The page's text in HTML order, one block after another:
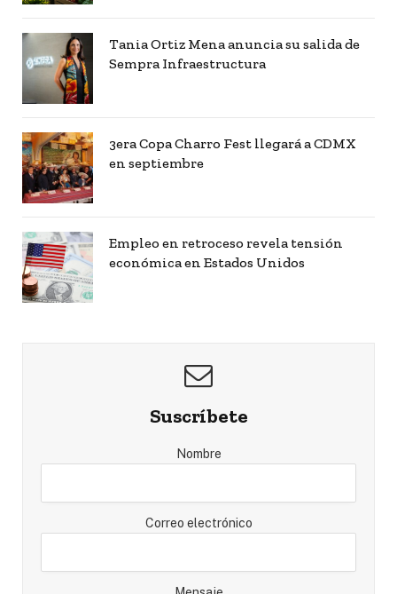
Tania Ortiz Mena anuncia su salida de
Sempra Infraestructura
3era Copa Charro Fest llegará a CDMX
en septiembre
Empleo en retroceso revela tensión
económica en Estados Unidos
Suscríbete
Nombre
Correo electrónico